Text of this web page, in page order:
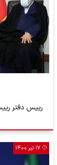
رییس دفتر
۱۷ تیر ۱۴۰۰